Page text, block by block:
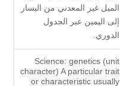
الميل غير المعدني من اليسار
إلى اليمين عبر الجدول
الدوري.
Science: genetics (unit
character) A particular trait
or characteristic usually